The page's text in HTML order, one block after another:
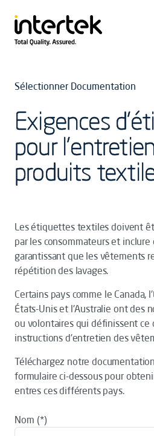
Sélectionner Documentation
Exigences
pour
produits
Les étiquettes textiles doivent
par les consommateurs et
garantissant que les vêtements
répétition des lavages.
Certains pays comme le Canada,
États-Unis et l'Australie ont des
ou volontaires qui définissent ce
instructions d'entretien des
Téléchargez notre
formulaire ci-dessous pour
entres ces différents pays.
Nom